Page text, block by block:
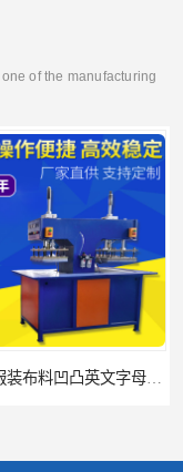
of the manufacturing